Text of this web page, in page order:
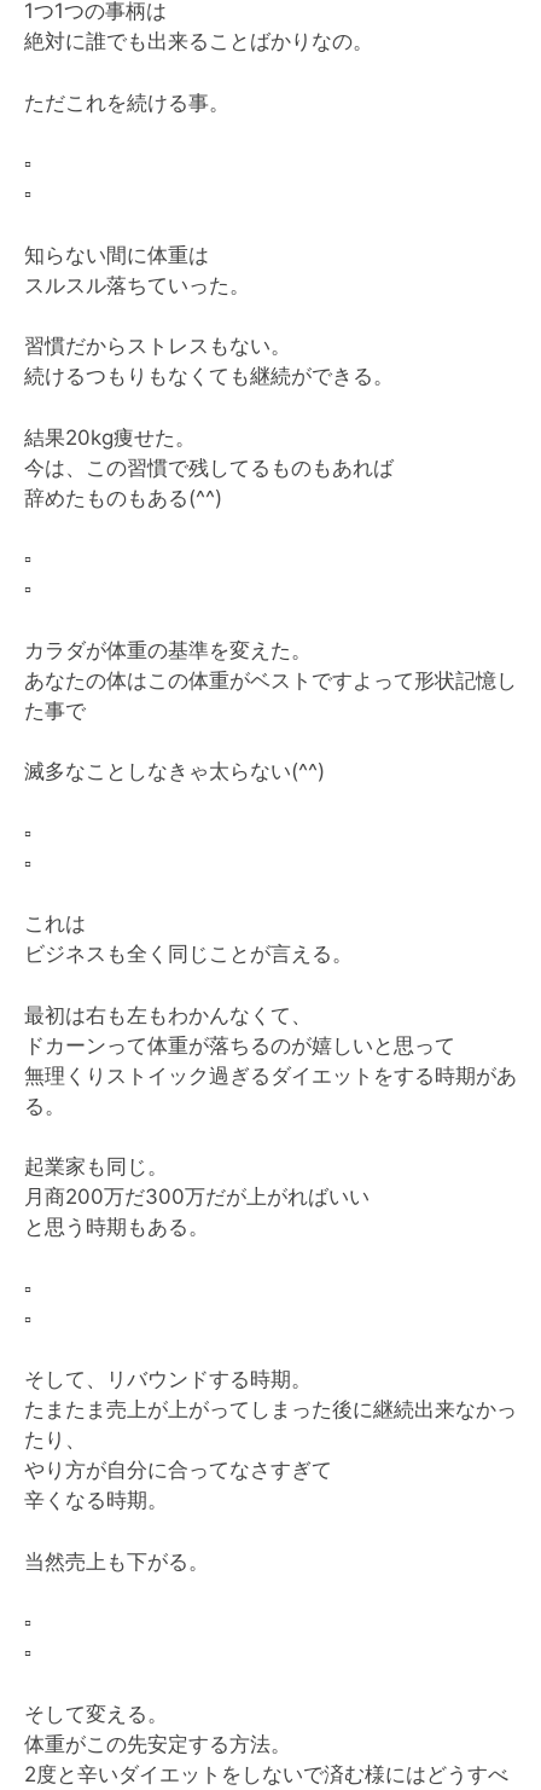
1つ1つの事柄は
絶対に誰でも出来ることばかりなの。
ただこれを続ける事。
▫️
▫️
知らない間に体重は
スルスル落ちていった。
習慣だからストレスもない。
続けるつもりもなくても継続ができる。
結果20kg痩せた。
今は、この習慣で残してるものもあれば
辞めたものもある(^^)
▫️
▫️
カラダが体重の基準を変えた。
あなたの体はこの体重がベストですよって形状記憶し
た事で
滅多なことしなきゃ太らない(^^)
▫️
▫️
これは
ビジネスも全く同じことが言える。
最初は右も左もわかんなくて、
ドカーンって体重が落ちるのが嬉しいと思って
無理くりストイック過ぎるダイエットをする時期があ
る。
起業家も同じ。
月商200万だ300万だが上がればいい
と思う時期もある。
▫️
▫️
そして、リバウンドする時期。
たまたま売上が上がってしまった後に継続出来なかっ
たり、
やり方が自分に合ってなさすぎて
辛くなる時期。
当然売上も下がる。
▫️
▫️
そして変える。
体重がこの先安定する方法。
2度と辛いダイエットをしないで済む様にはどうすべ